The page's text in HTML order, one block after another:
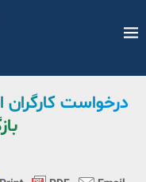
درخواست